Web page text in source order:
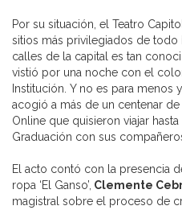
Por su situación, el Teatro
sitios más privilegiados de todo
calles de la capital es tan
vistió por una noche con el
Institución. Y no es para menos
acogió a más de un centenar
Online que quisieron viajar
Graduación con sus
El acto contó con la presencia
ropa ‘El Ganso’, Clemente
magistral sobre el proceso de